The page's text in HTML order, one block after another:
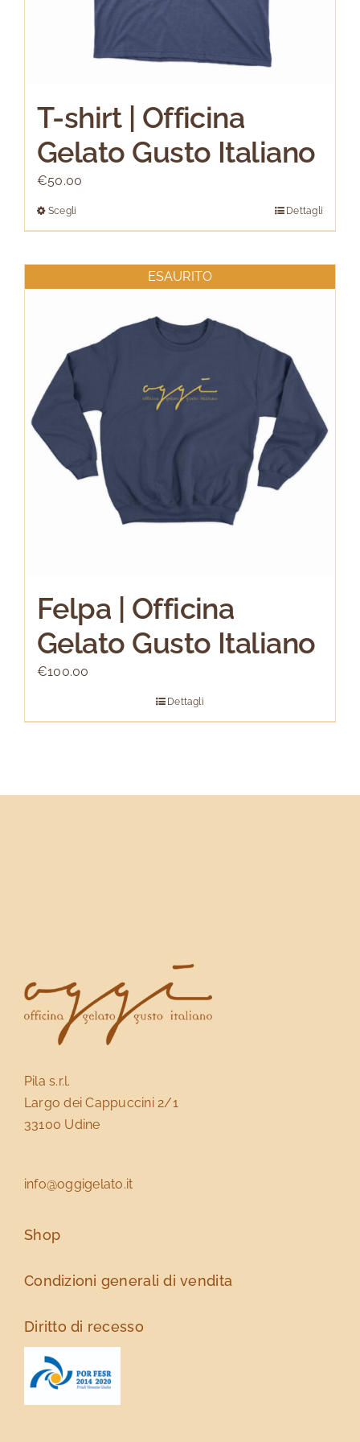
prodotto
T-shirt | Officina
Gelato Gusto Italiano
€50.00
Scegli
prodotto
opzioni
essere
scelte
nella
pagina
del
prodotto
Dettagli
ESAURITO
Felpa | Officina
Gelato Gusto Italiano
€100.00
Dettagli
Pila s.r.l.
Largo dei Cappuccini 2/1
33100 Udine
info@oggigelato.it
Shop
Condizioni generali di vendita
Diritto di recesso